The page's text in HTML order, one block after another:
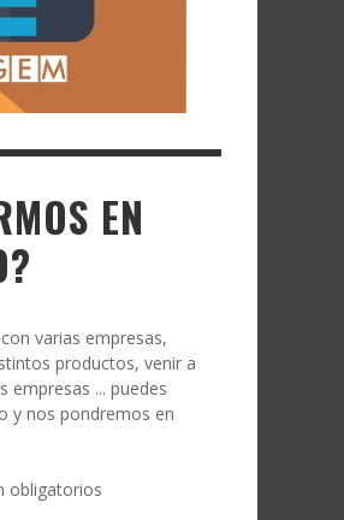
EN
varias empresas,
productos, venir a
empresas ... puedes
y nos pondremos en
obligatorios